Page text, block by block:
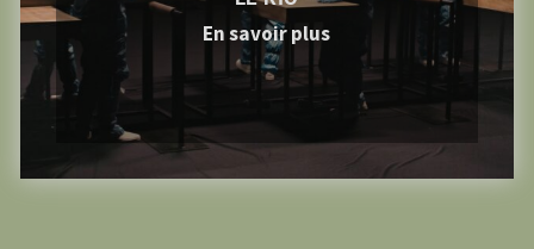
En savoir plus